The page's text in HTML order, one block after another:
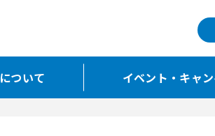
ついて イベント・キャ